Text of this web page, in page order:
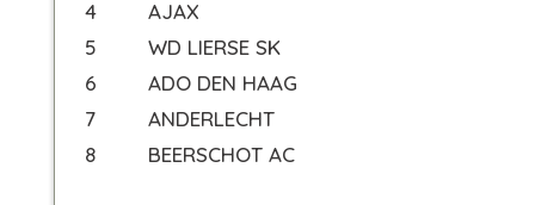
4
AJAX
5
WD LIERSE SK
6
ADO DEN HAAG
7
ANDERLECHT
8
BEERSCHOT AC